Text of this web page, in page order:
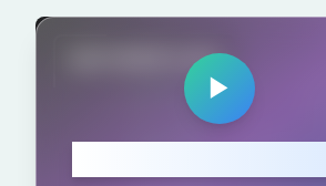
spruted.com
▶